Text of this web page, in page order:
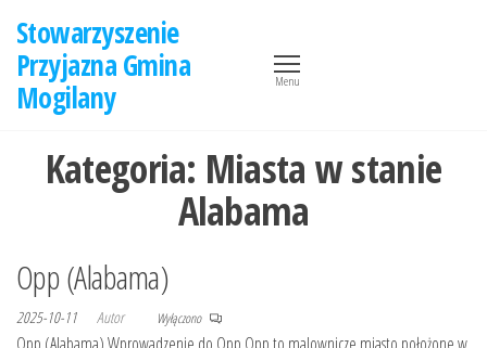
treści
Stowarzyszenie
Przyjazna Gmina
Mogilany
Menu
Kategoria: Miasta w stanie
Alabama
Opp (Alabama)
2025-10-11 Autor Wyłączono